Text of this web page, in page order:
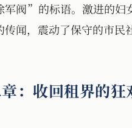
军阀”的标语。激进的妇
闻，震动了保守的市民
：收回租界的狂